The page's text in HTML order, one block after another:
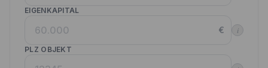
EIGENKAPITAL
€ i
PLZ OBJEKT